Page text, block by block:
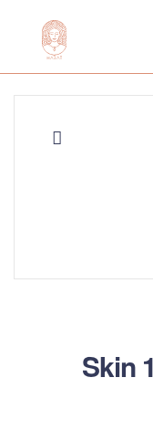
متجر
هبّات
Skin